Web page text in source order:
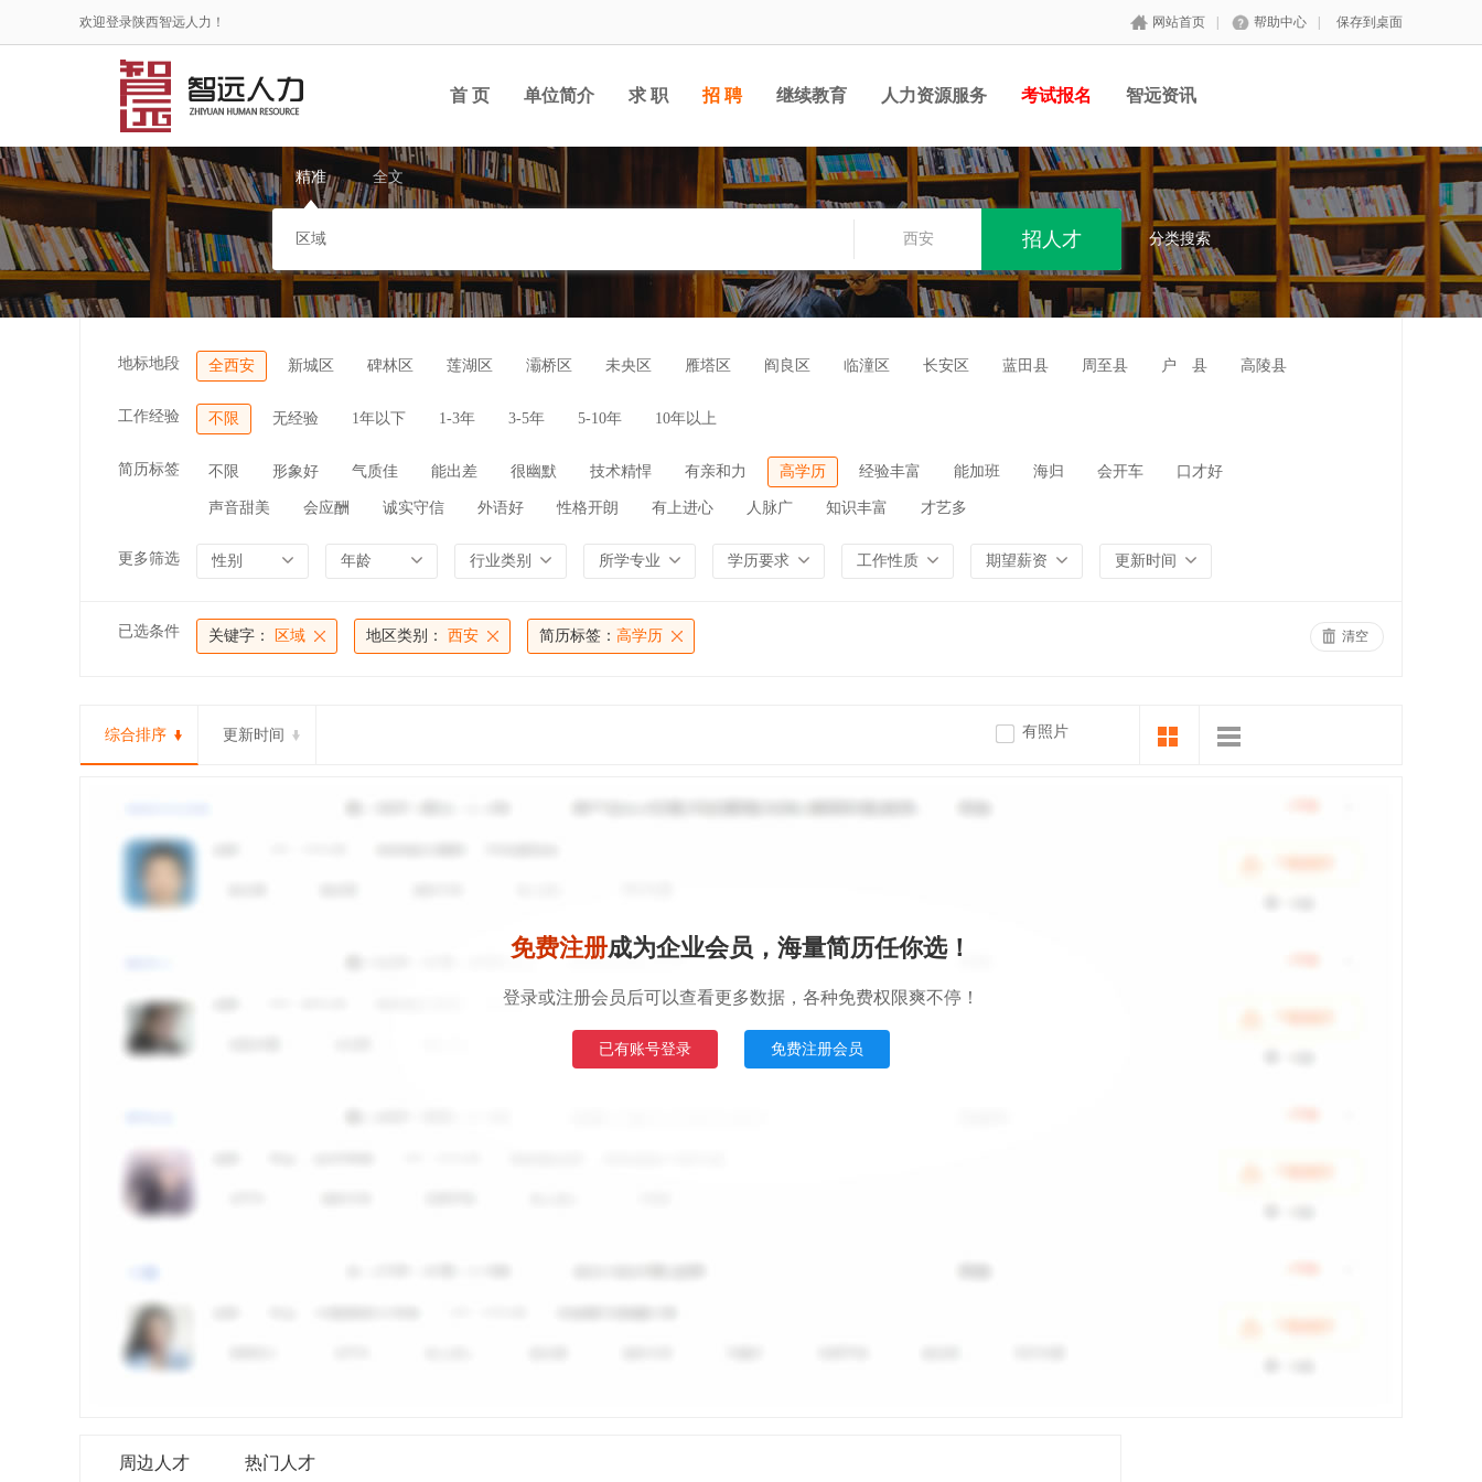
欢迎登录陕西智远人力！ 网站首页 帮助中心 保存到桌面
首 页 单位简介 求 职 招 聘 继续教育 人力资源服务 考试报名 智远资讯
精准 全文
西安 分类搜索
地标地段 全西安 新城区 碑林区 莲湖区 灞桥区 未央区 雁塔区 阎良区 临潼区 长安区 蓝田县 周至县 户 县 高陵县
工作经验 不限 无经验 1年以下 1-3年 3-5年 5-10年 10年以上
简历标签 不限 形象好 气质佳 能出差 很幽默 技术精悍 有亲和力 高学历 经验丰富 能加班 海归 会开车 口才好
声音甜美 会应酬 诚实守信 外语好 性格开朗 有上进心 人脉广 知识丰富 才艺多
更多筛选 性别 年龄 行业类别 所学专业 学历要求 工作性质 期望薪资 更新时间
已选条件 关键字： 区域 地区类别： 西安 简历标签： 高学历 清空
综合排序 更新时间 有照片
免费注册成为企业会员，海量简历任你选！
登录或注册会员后可以查看更多数据，各种免费权限爽不停！
已有账号登录 免费注册会员
周边人才 热门人才